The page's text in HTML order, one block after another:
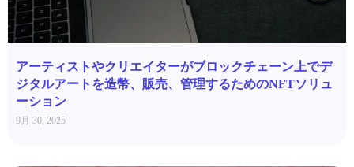
アーティストやクリエイターがブロックチェーン上でデ
ジタルアートを造幣、販売、管理するためのNFTソリュ
ーション
9月 30, 2025